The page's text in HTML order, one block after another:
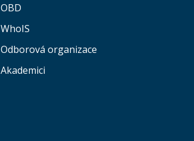
OBD
WhoIS
Odborová organizace
Akademici